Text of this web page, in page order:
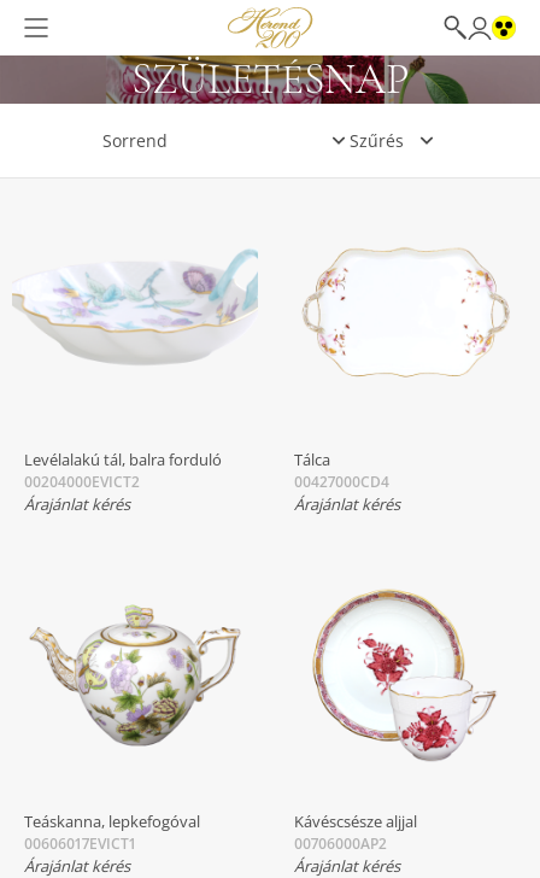
SZÜLETÉSNAP
Szűrés
Levélalakú tál, balra forduló
00204000EVICT2
Árajánlat kérés
Tálca
00427000CD4
Árajánlat kérés
Teáskanna, lepkefogóval
00606017EVICT1
Árajánlat kérés
Kávéscsésze aljjal
00706000AP2
Árajánlat kérés